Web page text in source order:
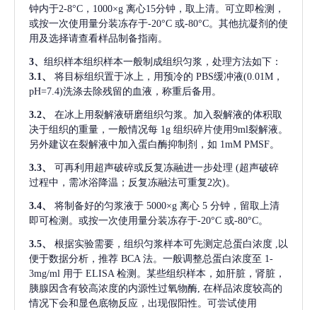
钟内于2-8°C，1000×g 离心15分钟，取上清。可立即检测，
或按一次使用量分装冻存于-20°C 或-80°C。其他抗凝剂的使
用及选择请查看样品制备指南。
3、 组织样本组织样本一般制成组织匀浆，处理方法如下：
3.1、
将目标组织置于冰上，用预冷的 PBS缓冲液(0.01M，
pH=7.4)洗涤去除残留的血液，称重后备用。
3.2、
在冰上用裂解液研磨组织匀浆。加入裂解液的体积取
决于组织的重量，一般情况每 1g 组织碎片使用9ml裂解液。
另外建议在裂解液中加入蛋白酶抑制剂，如 1mM PMSF。
3.3、 可再利用超声破碎或反复冻融进一步处理 (超声破碎
过程中，需冰浴降温；反复冻融法可重复2次)。
3.4、 将制备好的匀浆液于 5000×g 离心 5 分钟，留取上清
即可检测。或按一次使用量分装冻存于-20°C 或-80°C。
3.5、 根据实验需要，组织匀浆样本可先测定总蛋白浓度
,以
便于数据分析，推荐 BCA 法。一般调整总蛋白浓度至 1-
3mg/ml 用于 ELISA 检测。某些组织样本，如肝脏，肾脏，
胰腺因含有较高浓度的内源性过氧物酶, 在样品浓度较高的
情况下会和显色底物反应，出现假阳性。可尝试使用